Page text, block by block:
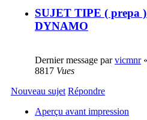
SUJET TIPE ( prepa
DYNAMO
Dernier message parvicmnr«
8817 Vues
Nouveau sujet Répondre
Aperçu avant impression